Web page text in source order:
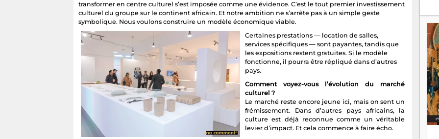
transformer en centre culturel s’est imposée comme une évidence. C’est le tout premier investissement
culturel du groupe sur le continent africain. Et notre ambition ne s’arrête pas à un simple geste
symbolique. Nous voulons construire un modèle économique viable.
Certaines prestations — location de salles,
services spécifiques — sont payantes, tandis que
les expositions restent gratuites. Si le modèle
fonctionne, il pourra être répliqué dans d’autres
pays.
Comment voyez-vous l’évolution du marché
culturel ?
Le marché reste encore jeune ici, mais on sent un
frémissement. Dans d’autres pays africains, la
culture est déjà reconnue comme un véritable
levier d’impact. Et cela commence à faire écho.